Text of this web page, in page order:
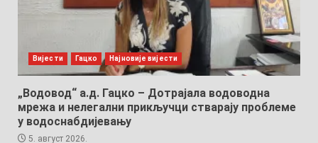
Вијести Гацко Најновије вијести
„Водовод“ а.д. Гацко – Дотрајала водоводна
мрежа и нелегални прикључци стварају проблеме
у водоснабдијевању
5. август 2026.